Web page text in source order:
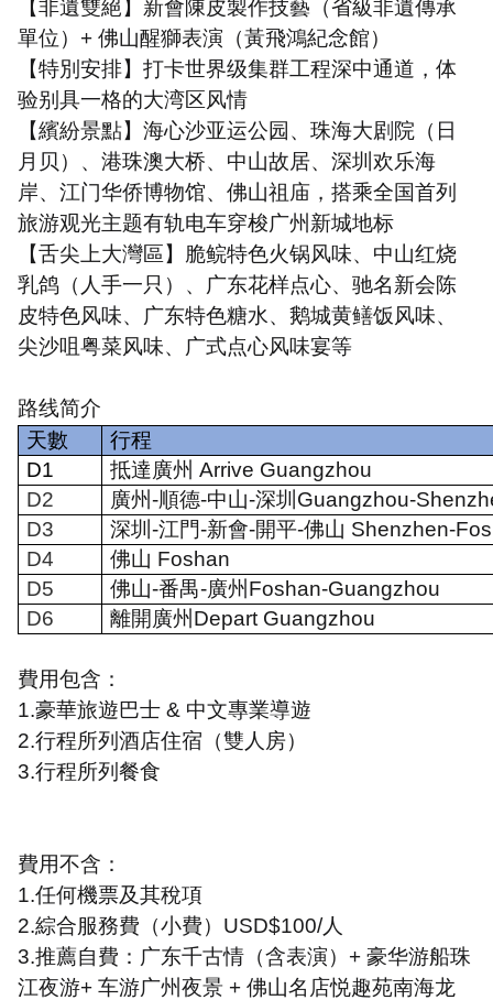
【非遺雙絕】新會陳皮製作技藝（省級非遺傳承
單位） + 佛山醒獅表演（黃飛鴻紀念館）
【特別安排】打卡世界级集群工程深中通道，体
验别具一格的大湾区风情
【繽紛景點】海心沙亚运公园、珠海大剧院（日
月贝）、港珠澳大桥、中山故居、深圳欢乐海
岸、江门华侨博物馆、佛山祖庙，搭乘全国首列
旅游观光主题有轨电车穿梭广州新城地标
【舌尖上大灣區】脆鲩特色火锅风味、中山红烧
乳鸽（人手一只）、广东花样点心、驰名新会陈
皮特色风味、广东特色糖水、鹅城黄鳝饭风味、
尖沙咀粤菜风味、广式点心风味宴等
路线简介
天數
行程
D1
抵達廣州 Arrive Guangzhou
D2
廣州-順德-中山-深圳 Guangzhou-
D3
深圳 -江門-新會-開平-佛山 Shenzhen-
D4
佛山 Foshan
D5
佛山-番禺-廣州 Foshan-Guangzhou
D6
離開廣州 Depart Guangzhou
費用包含：
1.豪華旅遊巴士 & 中文專業導遊
2.行程所列酒店住宿（雙人房）
3.行程所列餐食
費用不含：
1.任何機票及其稅項
2.綜合服務費（小費） USD$100/人
3.推薦自費：广东千古情（含表演） + 豪华游船珠
江夜游+ 车游广州夜景 + 佛山名店悦趣苑南海龙